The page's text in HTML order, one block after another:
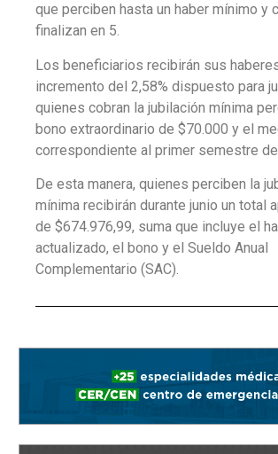
que perciben hasta un haber mínimo y
finalizan en 5.
Los beneficiarios recibirán sus
incremento del 2,58% dispuesto para
quienes cobran la jubilación mínima
bono extraordinario de $70.000 y el
correspondiente al primer semestre
De esta manera, quienes perciben la
mínima recibirán durante junio un total
de $674.976,99, suma que incluye el
actualizado, el bono y el Sueldo Anual
Complementario (SAC).